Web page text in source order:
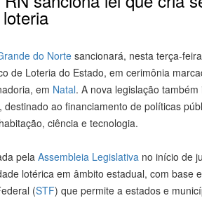
do Norte sancionará, nesta terça-
de Loteria do Estado, em cerimônia
em Natal. A nova legislação
destinado ao financiamento de políticas
ciência e tecnologia.
pela Assembleia Legislativa no início de
lotérica em âmbito estadual, com base
(STF) que permite a estados e